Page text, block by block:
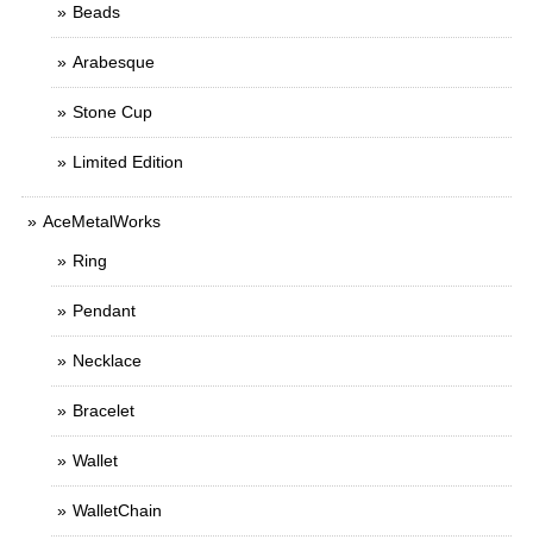
Beads
Arabesque
Stone Cup
Limited Edition
AceMetalWorks
Ring
Pendant
Necklace
Bracelet
Wallet
WalletChain